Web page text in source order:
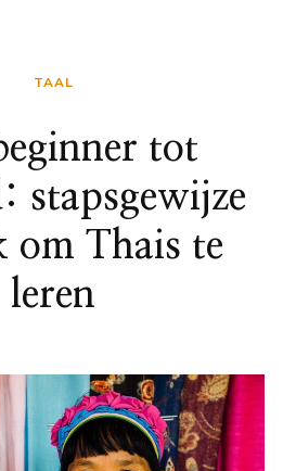
TAAL
tot
stapsgewijze
om Thais te
leren